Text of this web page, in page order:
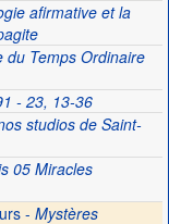
afirmative et la
Temps Ordinaire
- 23, 13-36
studios de Saint-
05 Miracles
- Mystères